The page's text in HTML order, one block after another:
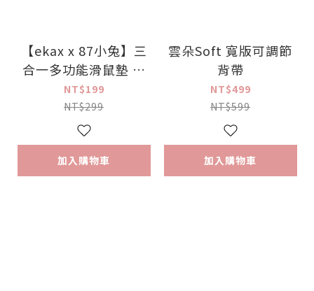
【ekax x 87小兔】三
合一多功能滑鼠墊 標
準尺寸
NT$199
NT$299
加入購物車
雲朵Soft 寬版可調節
背帶
NT$499
NT$599
加入購物車